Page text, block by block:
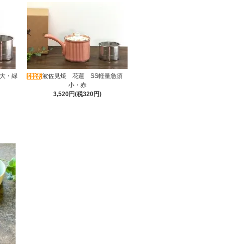
・緑
波佐見焼 花蓮 SS軽量急須
小・赤
3,520円(税320円)